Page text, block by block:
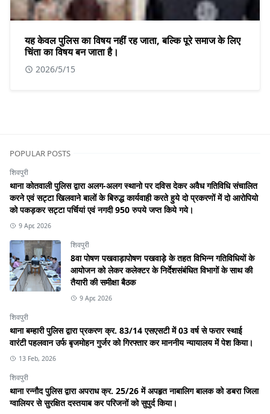
यह केवल पुलिस का विषय नहीं रह जाता, बल्कि पूरे समाज के लिए
चिंता का विषय बन जाता है।
2026/5/15
POPULAR POSTS
शिवपुरी
थाना कोतवाली पुलिस द्वारा अलग-अलग स्थानो पर दविस देकर अवैध गतिविधि संचालित
करने एवं सट्टा खिलवाने बालों के बिरुद्ध कार्यवाही करते हुये दो प्रकरणों में दो आरोपियो
को पकड़कर सट्टा पर्चियां एवं नगदी 950 रुपये जप्त किये गये।
9 Apr, 2026
शिवपुरी
8वा पोषण पखवाड़ापोषण पखवाड़े के तहत विभिन्न गतिविधियों के
आयोजन को लेकर कलेक्टर के निर्देशसंबंधित विभागों के साथ की
तैयारी की समीक्षा बैठक
9 Apr, 2026
शिवपुरी
थाना बम्हारी पुलिस द्वारा प्रकरण क्र. 83/14 एसएसटी में 03 वर्ष से फरार स्थाई
वारंटी पहलवान उर्फ बृजमोहन गुर्जर को गिरफ्तार कर माननीय न्यायालय में पेश किया।
13 Feb, 2026
शिवपुरी
थाना रन्नौद पुलिस द्वारा अपराध क्र. 25/26 में अपहृत नाबालिग बालक को डबरा जिला
ग्वालियर से सुरक्षित दस्तयाब कर परिजनों को सुपुर्द किया।